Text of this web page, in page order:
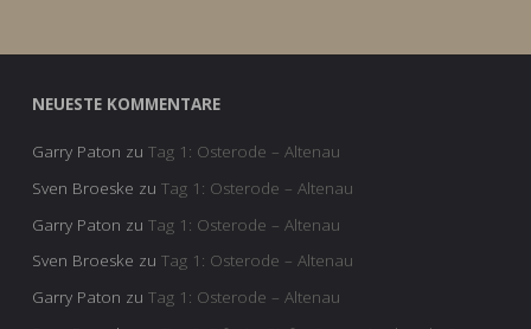
NEUESTE KOMMENTARE
Garry Paton zu Tag 1: Osterode – Altenau
Sven Broeske zu Tag 1: Osterode – Altenau
Garry Paton zu Tag 1: Osterode – Altenau
Sven Broeske zu Tag 1: Osterode – Altenau
Garry Paton zu Tag 1: Osterode – Altenau